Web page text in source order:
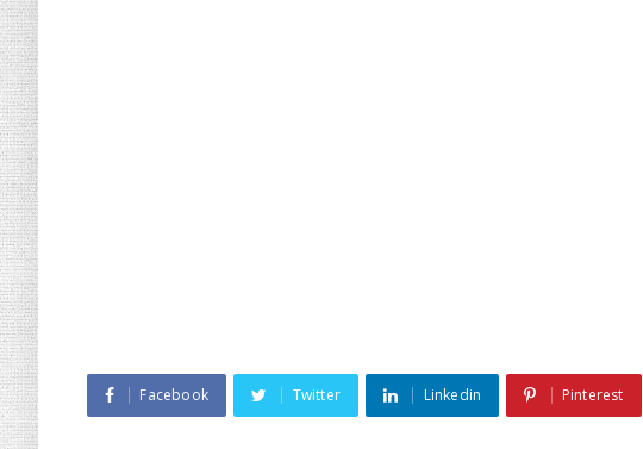
Facebook Twitter Linkedin Pinterest